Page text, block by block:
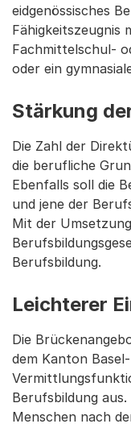
eidgenössisches
Fähigkeitszeugnis
Fachmittelschul-
oder ein
Stärkung
Die Zahl der
die berufliche
Ebenfalls soll die
und jene der
Mit der
Berufsbildung.
Leichterer
Die
dem Kanton
Berufsbildung
Menschen nach